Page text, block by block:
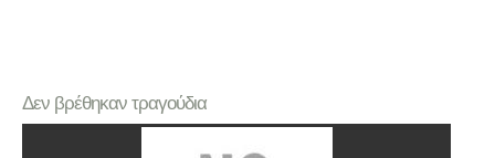
Δεν βρέθηκαν τραγούδια